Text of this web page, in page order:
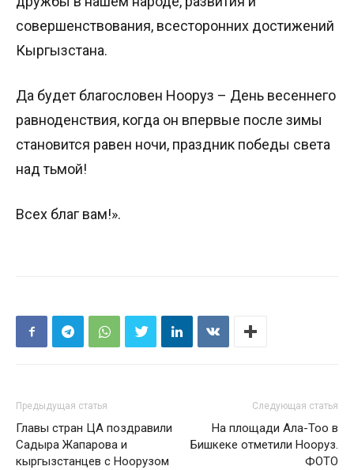
совершенствования, всесторонних достижений
Кыргызстана.
Да будет благословен Нооруз – День весеннего
равноденствия, когда он впервые после зимы
становится равен ночи, праздник победы света
над тьмой!
Всех благ вам!».
Предыдущая статья
Главы стран ЦА поздравили
Садыра Жапарова и
кыргызстанцев с Ноорузом
Следующая статья
На площади Ала-Тоо в
Бишкеке отметили Нооруз.
ФОТО